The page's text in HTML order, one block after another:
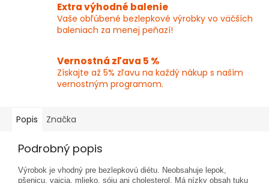
Extra výhodné balenie
Vaše obľúbené bezlepkové výrobky vo väčších
baleniach za menej peňazí!
Vernostná zľava 5 %
Získajte až 5% zľavu na každý nákup s naším
vernostným programom.
Popis Značka
Podrobný popis
Výrobok je vhodný pre bezlepkovú diétu. Neobsahuje lepok,
pšenicu, vajcia, mlieko, sóju ani cholesterol. Má nízky obsah tuku